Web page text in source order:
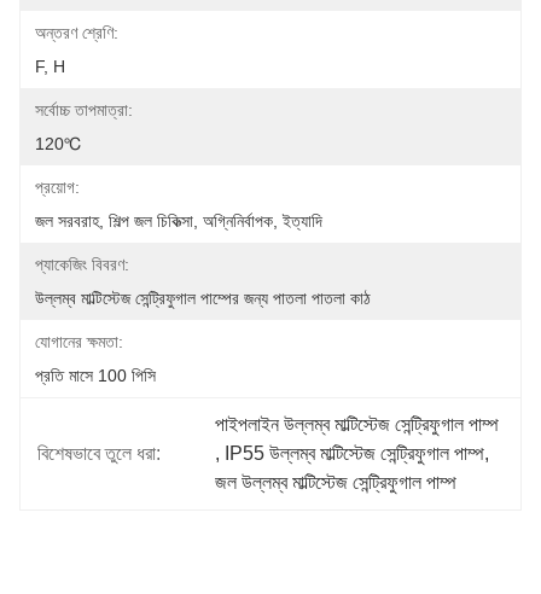
অন্তরণ শ্রেণি:
F, H
সর্বোচ্চ তাপমাত্রা:
120℃
প্রয়োগ:
জল সরবরাহ, শিল্প জল চিকিত্সা, অগ্নিনির্বাপক, ইত্যাদি
প্যাকেজিং বিবরণ:
উল্লম্ব মাল্টিস্টেজ সেন্ট্রিফুগাল পাম্পের জন্য পাতলা পাতলা কাঠ
যোগানের ক্ষমতা:
প্রতি মাসে 100 পিসি
বিশেষভাবে তুলে ধরা:
পাইপলাইন উল্লম্ব মাল্টিস্টেজ সেন্ট্রিফুগাল পাম্প
,
IP55 উল্লম্ব মাল্টিস্টেজ সেন্ট্রিফুগাল পাম্প,
জল উল্লম্ব মাল্টিস্টেজ সেন্ট্রিফুগাল পাম্প